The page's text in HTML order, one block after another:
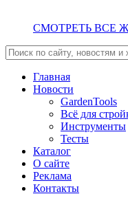
СМОТРЕТЬ ВСЕ
Главная
Новости
GardenTools
Всё для
Инструменты
Тесты
Каталог
О сайте
Реклама
Контакты